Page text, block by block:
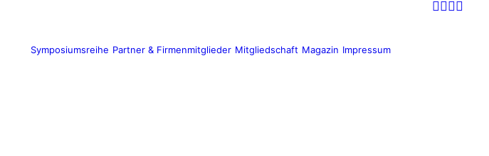
Symposiumsreihe Partner & Firmenmitglieder Mitgliedschaft Magazin Impressum